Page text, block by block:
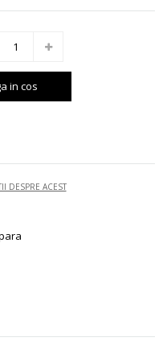
in cos
DESPRE ACEST